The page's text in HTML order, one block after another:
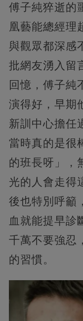
傅子純猝逝的
凰藝能總經理
與觀眾都深感
批網友湧入留
回憶，傅子純
演得好，早期
新訓中心擔任
當時真的是很
的班長呀」，
光的人會走得
後也特別呼籲
血就能提早診
千萬不要強忍
的習慣。